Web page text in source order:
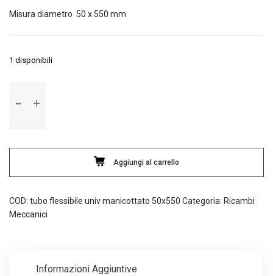
Misura diametro 50 x 550 mm
1 disponibili
flessibile
con
metallica
Aggiungi al carrello
COD: tubo flessibile univ manicottato 50x550 Categoria: Ricambi
Meccanici
Informazioni Aggiuntive